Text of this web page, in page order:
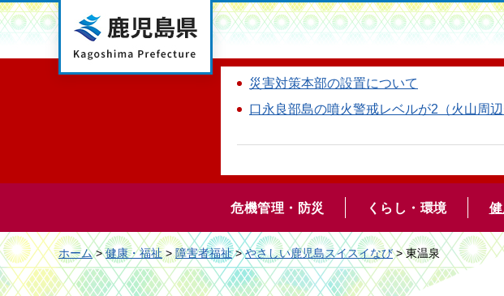
鹿児島県
災害対策本部の設置について
口永良部島の噴火警戒レベルが2（火山周
危機管理・防災 くらし・環境
ホーム>健康・福祉>障害者福祉>やさしい鹿児島スイスイなび> 東温泉